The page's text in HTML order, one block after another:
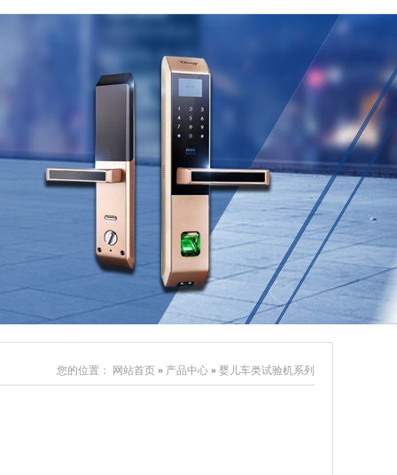
电子行业
纺织品行业
五金件行业
纸品行业
您的位置： 网站首页 » 产品中心 » 婴儿车类试验机系列